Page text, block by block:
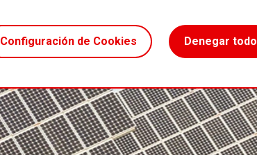
Configuración de Cookies Denegar todo